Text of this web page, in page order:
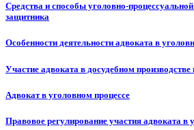
Средства и способы уголовно-
защитника
Особенности деятельности адвоката в
Участие адвоката в досудебном
Адвокат в уголовном процессе
Правовое регулирование участия адвоката в